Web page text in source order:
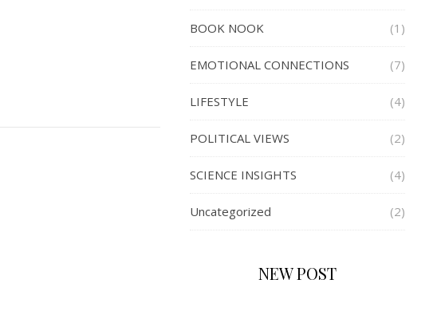
BOOK NOOK (1)
EMOTIONAL CONNECTIONS (7)
LIFESTYLE (4)
POLITICAL VIEWS (2)
SCIENCE INSIGHTS (4)
Uncategorized (2)
NEW POST